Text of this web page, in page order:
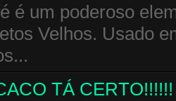
é um poderoso
Velhos. Usado
TÁ CERTO!!!!!!